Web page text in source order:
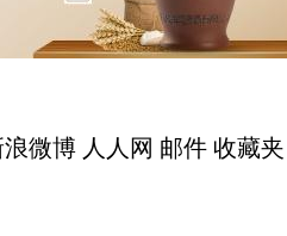
浪微博 人人网 邮件 收藏夹